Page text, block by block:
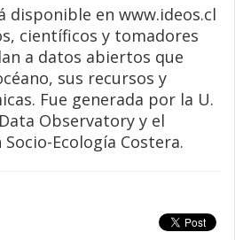
disponible en www.ideos.cl
científicos y tomadores
a datos abiertos que
sus recursos y
Fue generada por la U.
Observatory y el
Ecología Costera.